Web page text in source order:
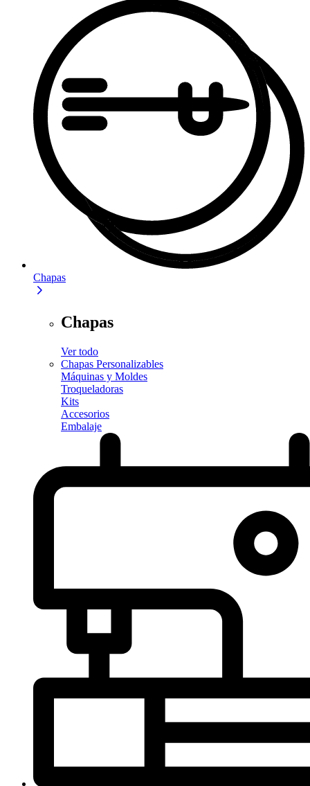
Chapas
Chapas
Ver todo
Chapas Personalizables
Máquinas y Moldes
Troqueladoras
Kits
Accesorios
Embalaje